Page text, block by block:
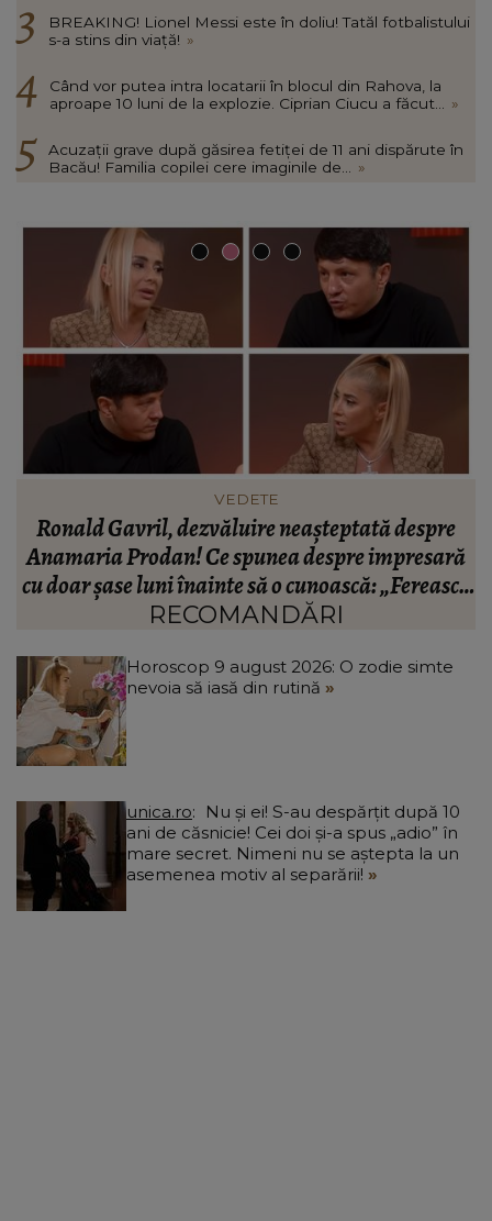
BREAKING! Lionel Messi este în doliu! Tatăl fotbalistului
s-a stins din viață! »
Când vor putea intra locatarii în blocul din Rahova, la
aproape 10 luni de la explozie. Ciprian Ciucu a făcut...
»
Acuzații grave după găsirea fetiței de 11 ani dispărute în
Bacău! Familia copilei cere imaginile de...
»
INFORMATIILE ZILEI
BREAKING! Lionel Messi este în doliu! Tatăl
fotbalistului s-a stins din viață!
RECOMANDĂRI
Horoscop 9 august 2026: O zodie simte
nevoia să iasă din rutină
unica.ro
ani de căsnicie! Cei doi și-a spus „adio” în
mare secret. Nimeni nu se aștepta la un
asemenea motiv al separării!